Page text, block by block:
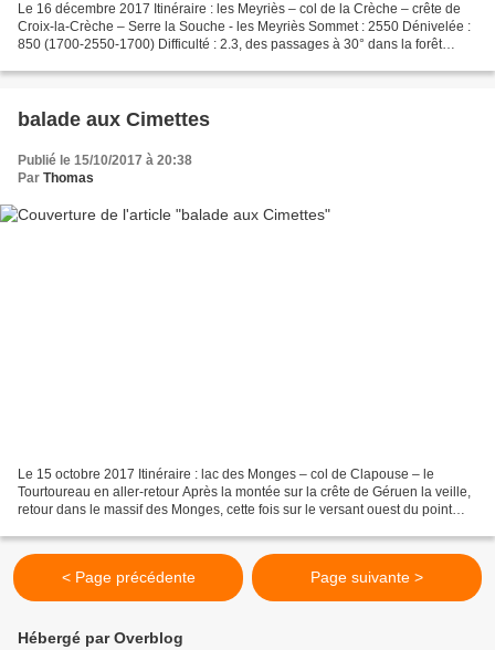
Le 16 décembre 2017 Itinéraire : les Meyriès – col de la Crèche – crête de
Croix-la-Crèche – Serre la Souche - les Meyriès Sommet : 2550 Dénivelée :
850 (1700-2550-1700) Difficulté : 2.3, des passages à 30° dans la forêt
balade aux Cimettes
Publié le 15/10/2017 à 20:38
Par Thomas
Le 15 octobre 2017 Itinéraire : lac des Monges – col de Clapouse – le
Tourtoureau en aller-retour Après la montée sur la crête de Géruen la veille,
retour dans le massif des Monges, cette fois sur le versant ouest du point
< Page précédente Page suivante >
Hébergé par Overblog